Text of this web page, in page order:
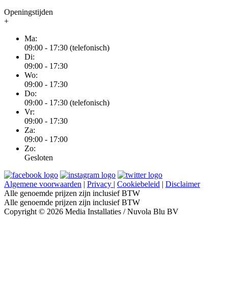
Openingstijden
+
Ma:
09:00 - 17:30 (telefonisch)
Di:
09:00 - 17:30
Wo:
09:00 - 17:30
Do:
09:00 - 17:30 (telefonisch)
Vr:
09:00 - 17:30
Za:
09:00 - 17:00
Zo:
Gesloten
Algemene voorwaarden | Privacy | Cookiebeleid | Disclaimer
Alle genoemde prijzen zijn inclusief BTW
Alle genoemde prijzen zijn inclusief BTW
Copyright © 2026 Media Installaties / Nuvola Blu BV